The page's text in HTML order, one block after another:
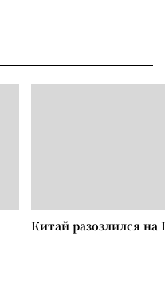
Китай разозлился на